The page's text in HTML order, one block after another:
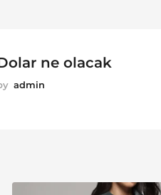
ne olacak
admin